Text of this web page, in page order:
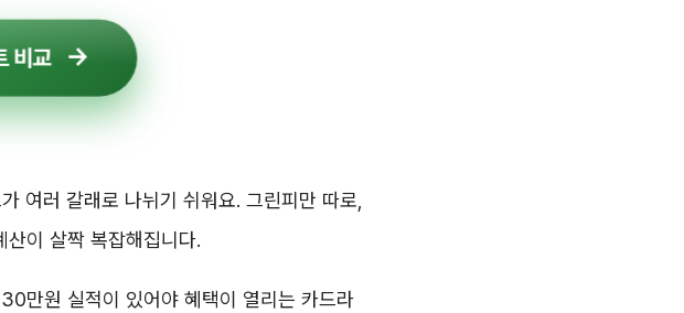
비교
여러 갈래로 나뉘기 쉬워요. 그린피만 따로,
이 살짝 복잡해집니다.
만원 실적이 있어야 혜택이 열리는 카드라